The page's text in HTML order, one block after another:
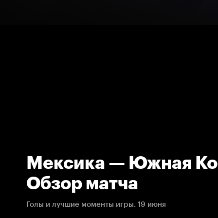
Мексика — Южная
Обзор матча
Голы и лучшие моменты игры. 19 июня